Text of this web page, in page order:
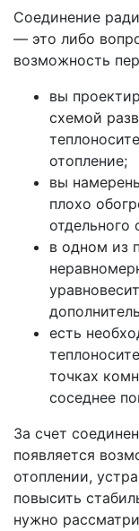
Соединение
— это либо
возможность
вы
схемой
отопление;
вы
плохо
отдельного
в одном из
есть
точках
соседнее
За счет
появляется
отоплении,
повысить
нужно